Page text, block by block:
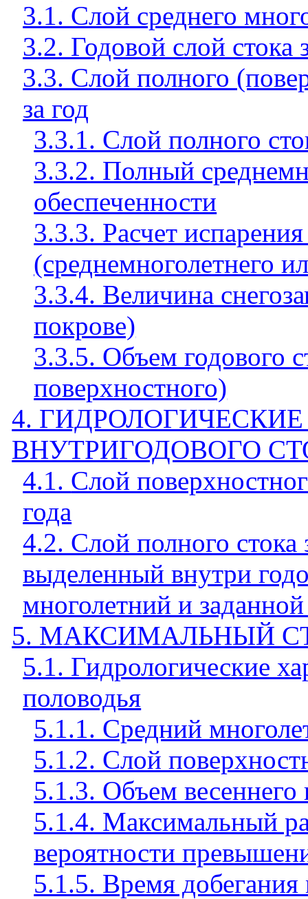
3.1. Слой среднего
3.2. Годовой слой стока
3.3. Слой полного
за год
3.3.1. Слой полного
3.3.2. Полный
обеспеченности
3.3.3. Расчет
(среднемноголетнего
3.3.4. Величина
покрове)
3.3.5. Объем годового
поверхностного)
4.
ВНУТРИГОДОВОГО
4.1. Слой
года
4.2. Слой полного
выделенный внутри
многолетний и
5. МАКСИМАЛЬНЫЙ
5.1. Гидрологические
половодья
5.1.1. Средний
5.1.2. Слой
5.1.3. Объем весеннего
5.1.4. Максимальный
вероятности
5.1.5. Время